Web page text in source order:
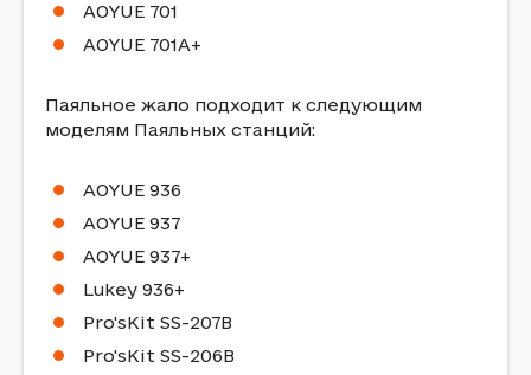
AOYUE 701
AOYUE 701A+
Паяльное жало подходит к следующим
моделям Паяльных станций:
AOYUE 936
AOYUE 937
AOYUE 937+
Lukey 936+
Pro'sKit SS-207B
Pro'sKit SS-206B